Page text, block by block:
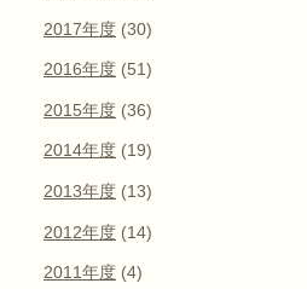
2017年度 (30)
2016年度 (51)
2015年度 (36)
2014年度 (19)
2013年度 (13)
2012年度 (14)
2011年度 (4)